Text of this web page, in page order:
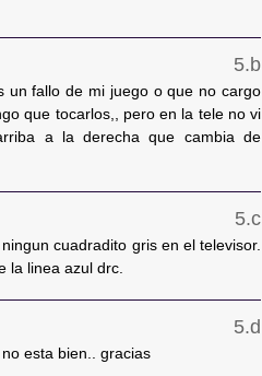
un fallo de mi juego o que no cargo
que tocarlos,, pero en la tele no vi
a la derecha que cambia de
cuadradito gris en el televisor.
la linea azul drc.
esta bien.. gracias